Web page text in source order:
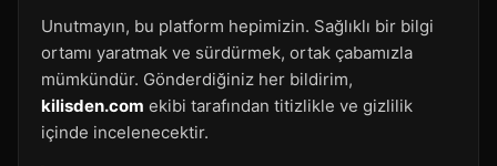
Unutmayın, bu platform hepimizin. Sağlıklı bir bilgi
ortamı yaratmak ve sürdürmek, ortak çabamızla
mümkündür. Gönderdiğiniz her bildirim,
kilisden.com ekibi tarafından titizlikle ve gizlilik
içinde incelenecektir.